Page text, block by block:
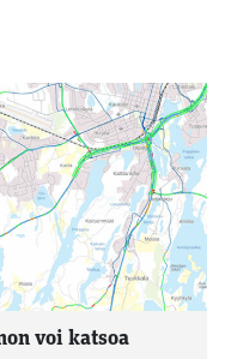
voi katsoa